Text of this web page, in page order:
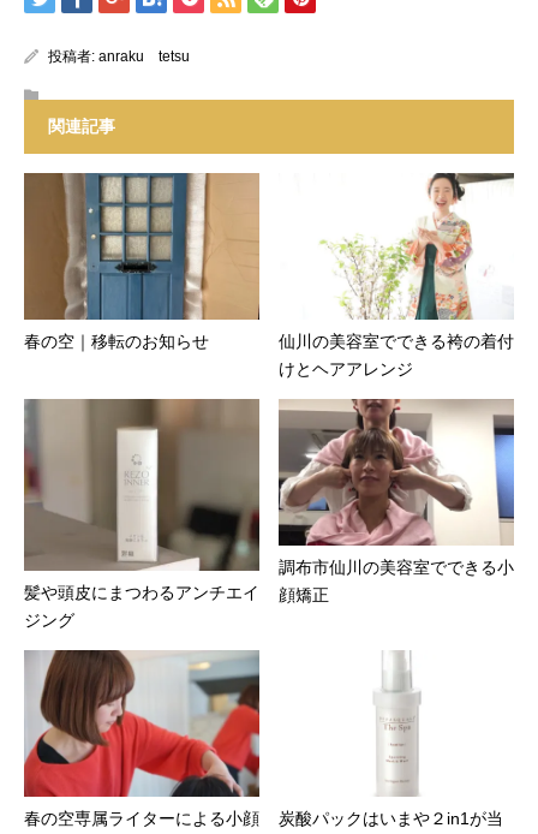
投稿者: anraku tetsu
関連記事
春の空｜移転のお知らせ
仙川の美容室でできる袴の着付
けとヘアアレンジ
髪や頭皮にまつわるアンチエイ
ジング
調布市仙川の美容室でできる小
顔矯正
春の空専属ライターによる小顔
炭酸パックはいまや２in1が当